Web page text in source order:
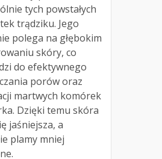
tych powstałych
trądziku. Jego
polega na głębokim
skóry, co
do efektywnego
porów oraz
martwych komórek
Dzięki temu skóra
jaśniejsza, a
plamy mniej